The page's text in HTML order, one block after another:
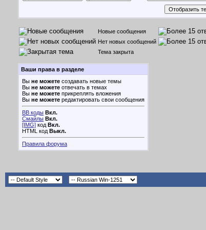
Новые сообщения
Нет новых сообщений
Тема закрыта
Ваши права в разделе
Вы не можете создавать новые темы
Вы не можете отвечать в темах
Вы не можете прикреплять вложения
Вы не можете редактировать свои сообщения
BB коды Вкл.
Смайлы Вкл.
[IMG] код Вкл.
HTML код Выкл.
Правила форума